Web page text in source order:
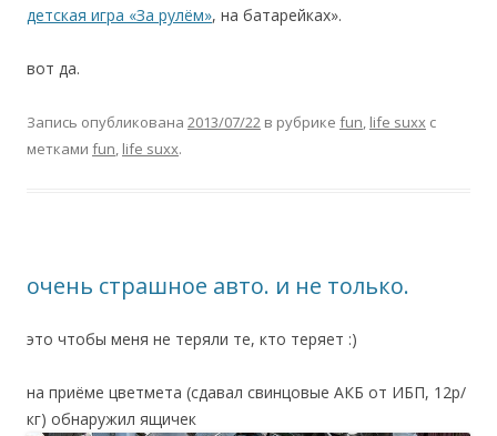
детская игра «За рулём», на батарейках».
вот да.
Запись опубликована 2013/07/22 в рубрике fun, life suxx с
метками fun, life suxx.
очень страшное авто. и не только.
это чтобы меня не теряли те, кто теряет :)
на приёме цветмета (сдавал свинцовые АКБ от ИБП, 12р/
кг) обнаружил ящичек